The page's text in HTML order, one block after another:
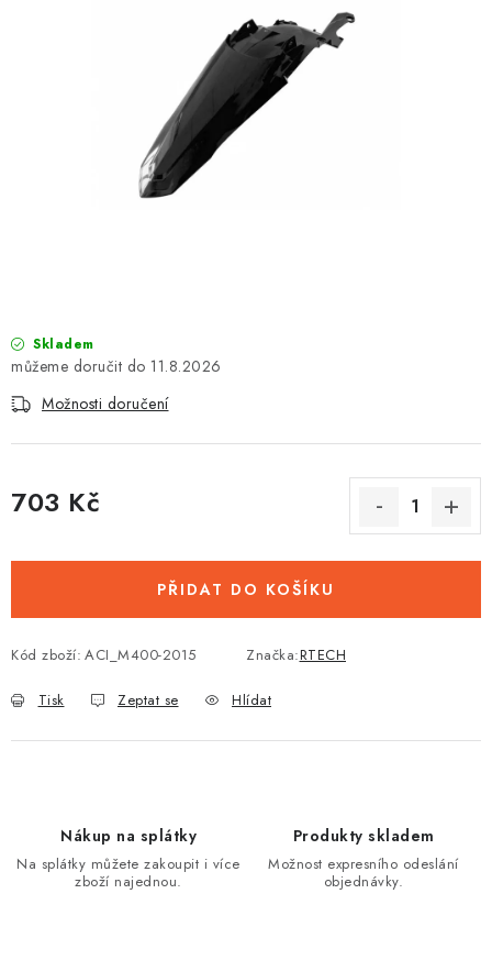
NÁPLNĚ A KAPALINY
NÁHRADNÍ DÍLY
Podmínky ochrany osobních údajů
Skladem
11.8.2026
Možnosti doručení
703 Kč
PŘIDAT DO KOŠÍKU
Kód zboží: ACI_M400-2015 Značka:RTECH
Tisk Zeptat se Hlídat
Nákup na splátky
Na splátky můžete zakoupit i více
zboží najednou.
Produkty skladem
Možnost expresního odeslání
objednávky.